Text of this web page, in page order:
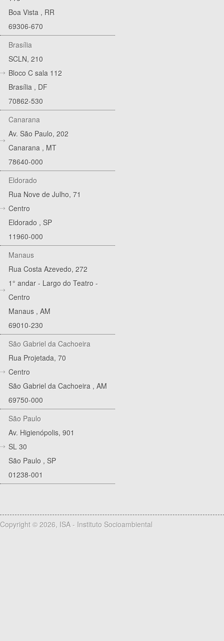
Boa Vista , RR
69306-670
Brasília
SCLN, 210
Bloco C sala 112
Brasília , DF
70862-530
Canarana
Av. São Paulo, 202
Canarana , MT
78640-000
Eldorado
Rua Nove de Julho, 71
Centro
Eldorado , SP
11960-000
Manaus
Rua Costa Azevedo, 272
1° andar - Largo do Teatro -
Centro
Manaus , AM
69010-230
São Gabriel da Cachoeira
Rua Projetada, 70
Centro
São Gabriel da Cachoeira , AM
69750-000
São Paulo
Av. Higienópolis, 901
SL 30
São Paulo , SP
01238-001
Copyright © 2026, ISA - Instituto Socioambiental